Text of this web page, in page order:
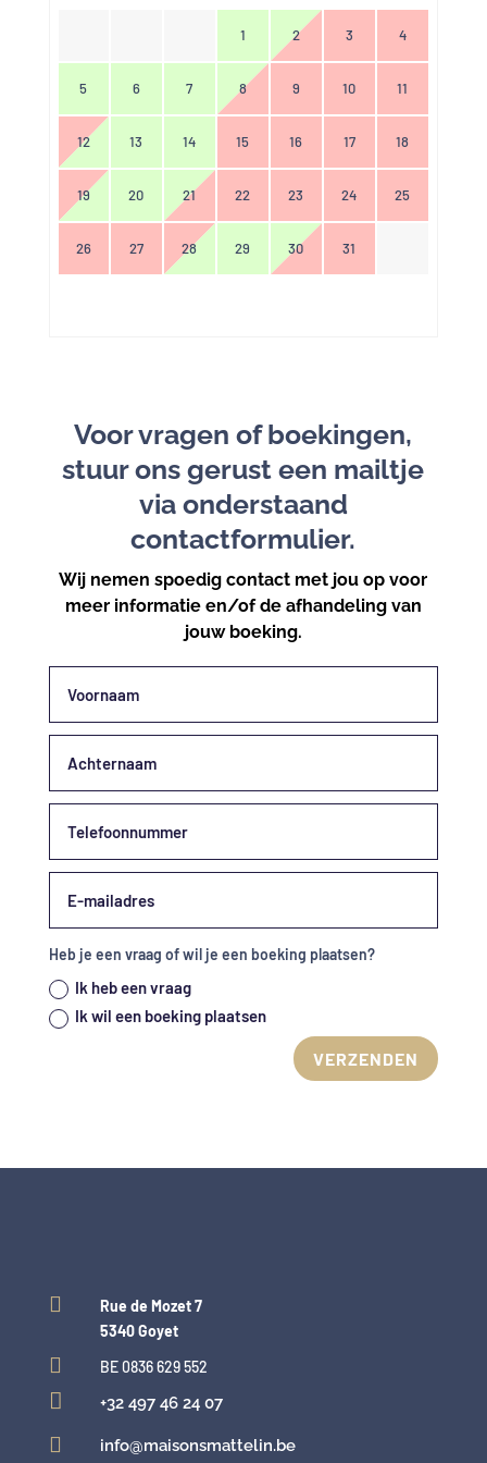
1 2 3 4
5 6 7 8 9 10 11
12 13 14 15 16 17 18
19 20 21 22 23 24 25
26 27 28 29 30 31
Voor vragen of boekingen,
stuur ons gerust een mailtje
via onderstaand
contactformulier.
Wij nemen spoedig contact met jou op voor
meer informatie en/of de afhandeling van
jouw boeking.
Heb je een vraag of wil je een boeking plaatsen?
Ik heb een vraag
Ik wil een boeking plaatsen
VERZENDEN

Rue de Mozet 7
5340 Goyet
 BE0836 629 552
 +32 497 46 24 07
 info@maisonsmattelin.be